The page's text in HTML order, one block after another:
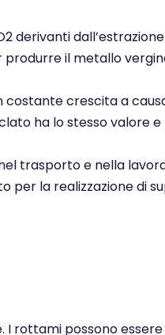
derivanti
il metallo
costante crescita a
ha lo stesso valore e
trasporto e nella
per la realizzazione di
rottami possono essere